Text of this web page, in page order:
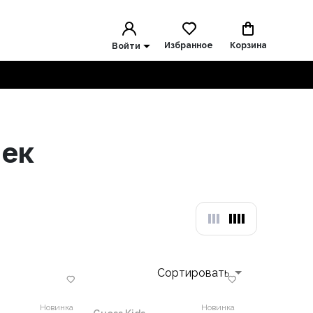
Войти Избранное Корзина
Сортировать
Новинка Новинка